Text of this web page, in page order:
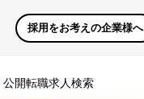
採用をお考えの企業様へ
公開転職求人検索